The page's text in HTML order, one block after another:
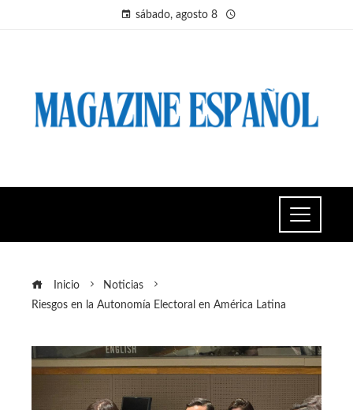
sábado, agosto 8
Inicio
Noticias
Riesgos en la Autonomía Electoral en América Latina